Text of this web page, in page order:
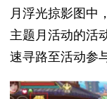
月浮光掠影图中
主题月活动的活
速寻路至活动参